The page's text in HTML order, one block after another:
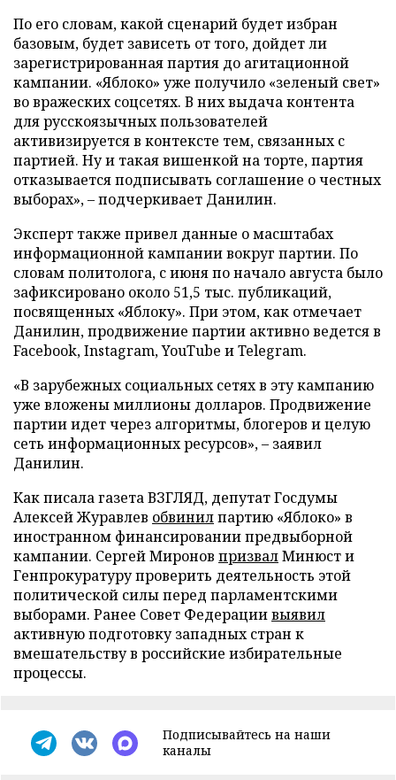
По его словам, какой сценарий будет избран
базовым, будет зависеть от того, дойдет ли
зарегистрированная партия до агитационной
кампании. «Яблоко» уже получило «зеленый свет»
во вражеских соцсетях. В них выдача контента
для русскоязычных пользователей
активизируется в контексте тем, связанных с
партией. Ну и такая вишенкой на торте, партия
отказывается подписывать соглашение о честных
выборах», – подчеркивает Данилин.
Эксперт также привел данные о масштабах
информационной кампании вокруг партии. По
словам политолога, с июня по начало августа было
зафиксировано около 51,5 тыс. публикаций,
посвященных «Яблоку». При этом, как отмечает
Данилин, продвижение партии активно ведется в
Facebook, Instagram, YouTube и Telegram.
«В зарубежных социальных сетях в эту кампанию
уже вложены миллионы долларов. Продвижение
партии идет через алгоритмы, блогеров и целую
сеть информационных ресурсов», – заявил
Данилин.
Как писала газета ВЗГЛЯД, депутат Госдумы
Алексей Журавлев обвинилпартию «Яблоко» в
иностранном финансировании предвыборной
кампании. Сергей Миронов призвалМинюст и
Генпрокуратуру проверить деятельность этой
политической силы перед парламентскими
выборами. Ранее Совет Федерациивыявил
активную подготовку западных стран к
вмешательству в российские избирательные
процессы.
Подписывайтесь на наши
каналы